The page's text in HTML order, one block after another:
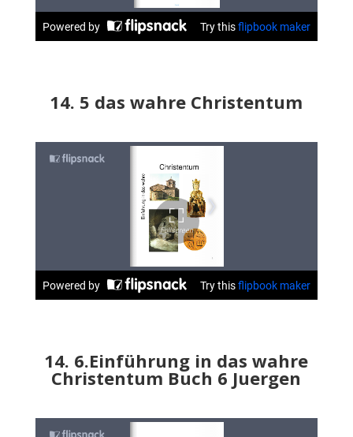
14. 5 das wahre Christentum
14. 6.Einführung in das wahre
Christentum Buch 6 Juergen